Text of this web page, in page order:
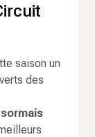
saison un
des